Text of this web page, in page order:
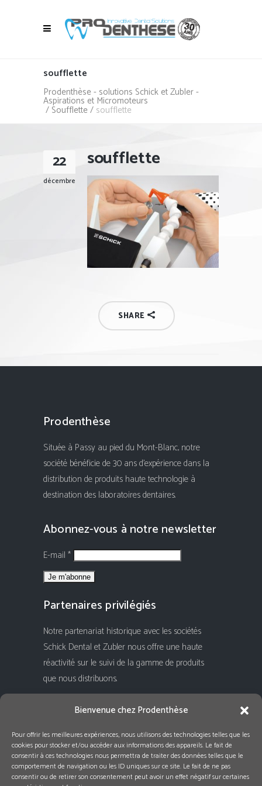
Bienvenue chez Prodenthèse
Pour offrir les meilleures expériences, nous utilisons des technologies telles que les
cookies pour stocker et/ou accéder aux informations des appareils. Le fait de
consentir à ces technologies nous permettra de traiter des données telles que le
comportement de navigation ou les ID uniques sur ce site. Le fait de ne pas
consentir ou de retirer son consentement peut avoir un effet négatif sur certaines
soufflette
Prodenthèse - solutions Schick et Zubler -
Aspirations et Micromoteurs
/ Soufflette/ soufflette
22
décembre
soufflette
SHARE
Prodenthèse
Située à Passy au pied du Mont-Blanc, notre
société bénéficie de 30 ans d'expérience dans la
distribution de produits haute technologie à
destination des laboratoires dentaires.
Abonnez-vous à notre newsletter
E-mail *
Partenaires privilégiés
Notre partenariat historique avec les sociétés
Schick Dental et Zubler nous offre une haute
réactivité sur le suivi de la gamme de produits
que nous distribuons.
Rejoignez-nous !